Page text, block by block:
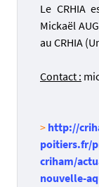
Le CRHIA
Mickaël
au CRHIA
Contact :
> http://
poitiers.fr/
criham/
nouvelle-